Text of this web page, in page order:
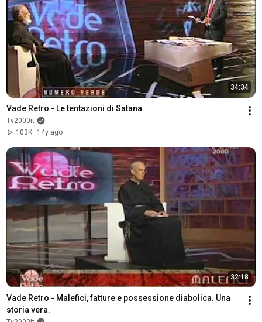
34:34
Vade Retro - Le tentazioni di Satana
Tv2000it
103K
14y ago
32:18
Vade Retro - Malefici, fatture e possessione diabolica. Una
storia vera.